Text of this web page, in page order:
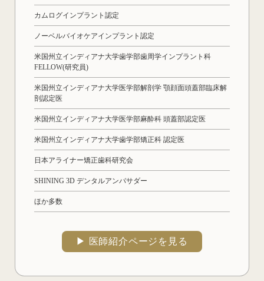
カムログインプラント認定
ノーベルバイオケアインプラント認定
米国州立インディアナ大学歯学部歯周学インプラント科
FELLOW(研究員)
米国州立インディアナ大学医学部解剖学 顎顔面頭蓋部臨床解
剖認定医
米国州立インディアナ大学医学部麻酔科 頭蓋部認定医
米国州立インディアナ大学歯学部矯正科 認定医
日本アライナー矯正歯科研究会
SHINING 3D デンタルアンバサダー
ほか多数
▶︎ 医師紹介ページを見る